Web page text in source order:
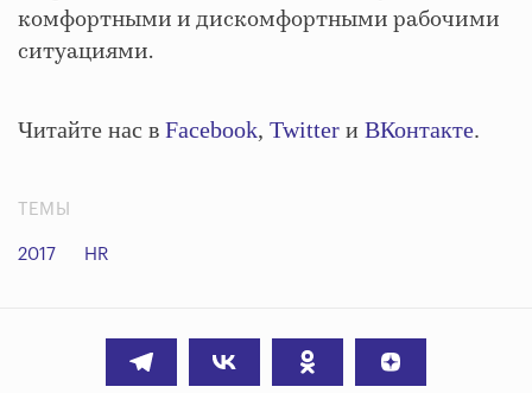
комфортными и дискомфортными рабочими
ситуациями.
Читайте нас в Facebook, Twitter и ВКонтакте.
ТЕМЫ
2017 HR